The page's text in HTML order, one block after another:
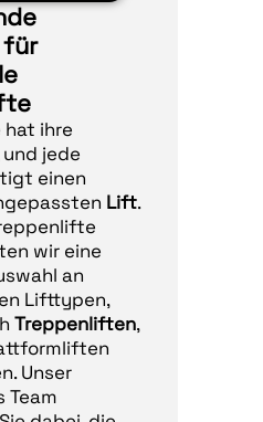
für
hat ihre
jede
einen
Lift.
wir eine
an
Lifttypen,
Treppenliften,
Unser
Team